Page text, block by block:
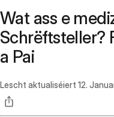
Wat ass e
Schrëftsteller?
a Pai
Lescht aktualiséiert 12.